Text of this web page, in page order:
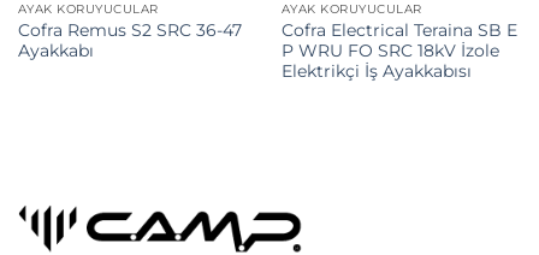
AYAK KORUYUCULAR
Cofra Remus S2 SRC 36-47
Ayakkabı
AYAK KORUYUCULAR
Cofra Electrical Teraina SB E
P WRU FO SRC 18kV İzole
Elektrikçi İş Ayakkabısı